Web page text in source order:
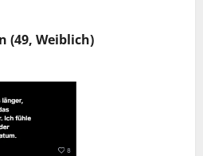
(49, Weiblich)